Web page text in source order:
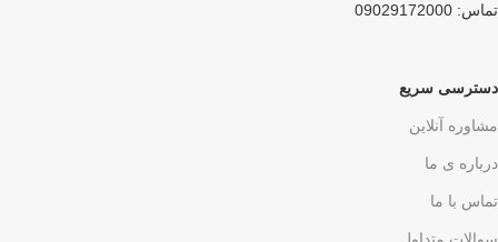
تماس: 09029172000
دسترسی سریع
مشاوره آنلاین
درباره ی ما
تماس با ما